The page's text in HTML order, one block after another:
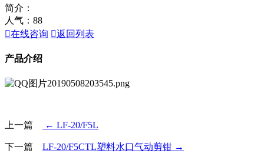
简介：
人气： 88
在线咨询 返回列表
产品介绍
上一篇 ← LF-20/F5L
下一篇 LF-20/F5CTL塑料水口气动剪钳 →